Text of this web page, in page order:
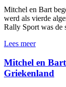
Mitchel en Bart
werd als vierde
Rally Sport was de
Lees meer
Mitchel en
Griekenland